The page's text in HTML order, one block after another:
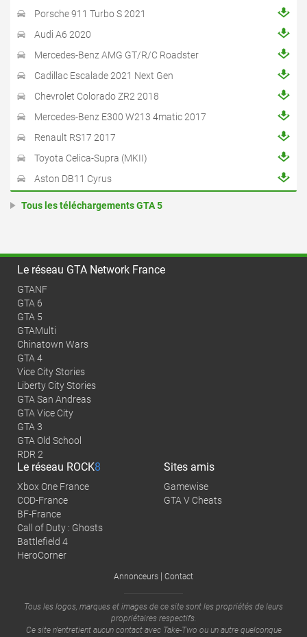
Porsche 911 Turbo S 2021
Audi A6 2020
Mercedes-Benz AMG GT/R/C Roadster
Cadillac Escalade 2021 Next Gen
Chevrolet Colorado ZR2 2018
Mercedes-Benz E300 W213 4matic 2017
Renault RS17 2017
Toyota Celica-Supra (MKII)
Aston DB11 Cyrus
Tous les téléchargements GTA 5
Le réseau GTA Network France
GTANF
GTA 6
GTA 5
GTAMulti
Chinatown Wars
GTA 4
Vice City Stories
Liberty City Stories
GTA San Andreas
GTA Vice City
GTA 3
GTA Old School
RDR 2
Le réseau ROCK8
Xbox One France
COD-France
BF-France
Call of Duty : Ghosts
Battlefield 4
HeroCorner
Sites amis
Gamewise
GTA V Cheats
Annonceurs | Contact
Tous les logos, marques et images de ce site sont les propriétés de leurs
propriétaires respectifs.
Ce site n'entretient aucun contact avec Take-Two ou un autre quelconque